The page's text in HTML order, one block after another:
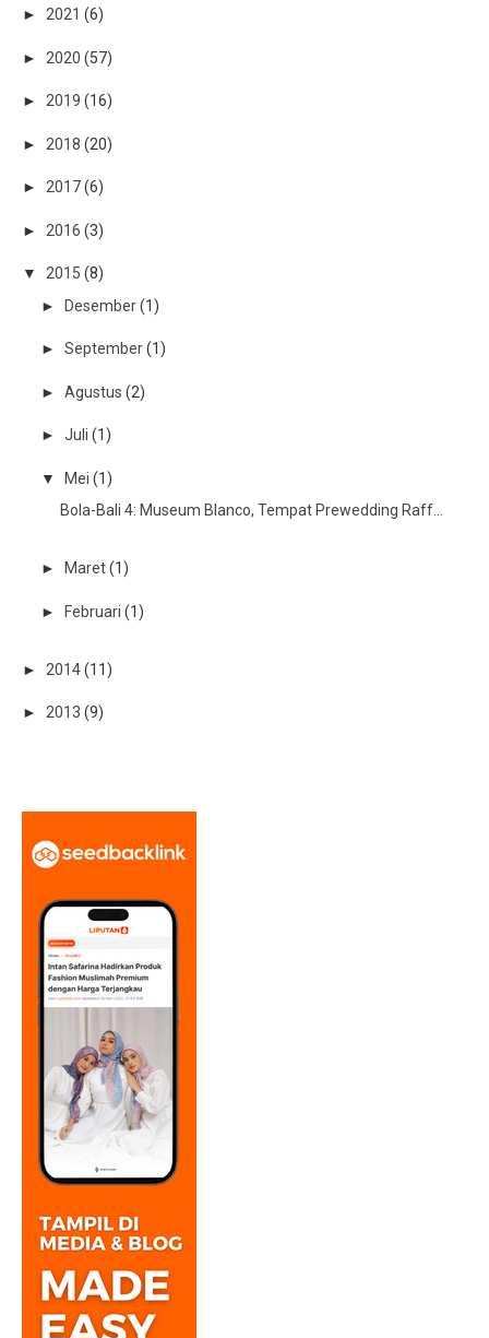
► 2021(6)
► 2020(57)
► 2019(16)
► 2018(20)
► 2017(6)
► 2016(3)
▼ 2015(8)
►
Desember(1)
► September(1)
► Agustus (2)
► Juli (1)
▼ Mei (1)
Bola-Bali 4: Museum Blanco, Tempat Prewedding Raff...
► Maret(1)
► Februari (1)
► 2014(11)
► 2013(9)